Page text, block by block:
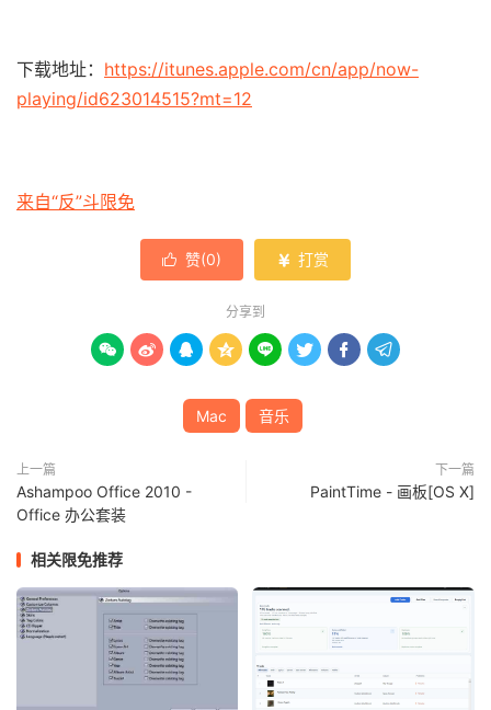
下载地址： https://itunes.apple.com/cn/app/now-
playing/id623014515?mt=12
来自“反”斗限免
 赞(0)  打赏
分享到
       
Mac 音乐
上一篇
Ashampoo Office 2010 -
Office 办公套装
下一篇
PaintTime - 画板[OS X]
相关限免推荐